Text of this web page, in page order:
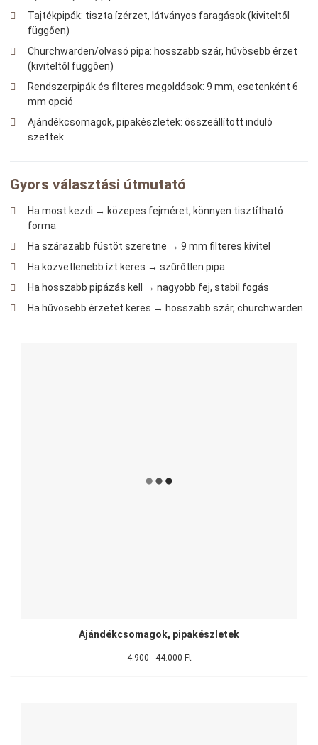
Tajtékpipák: tiszta ízérzet, látványos faragások (kiviteltől
függően)
Churchwarden/olvasó pipa: hosszabb szár, hűvösebb érzet
(kiviteltől függően)
Rendszerpipák és filteres megoldások: 9 mm, esetenként 6
mm opció
Ajándékcsomagok, pipakészletek: összeállított induló
szettek
Gyors választási útmutató
Ha most kezdi → közepes fejméret, könnyen tisztítható
forma
Ha szárazabb füstöt szeretne → 9 mm filteres kivitel
Ha közvetlenebb ízt keres → szűrőtlen pipa
Ha hosszabb pipázás kell → nagyobb fej, stabil fogás
Ha hűvösebb érzetet keres → hosszabb szár, churchwarden
Ajándékcsomagok, pipakészletek
4.900 - 44.000 Ft